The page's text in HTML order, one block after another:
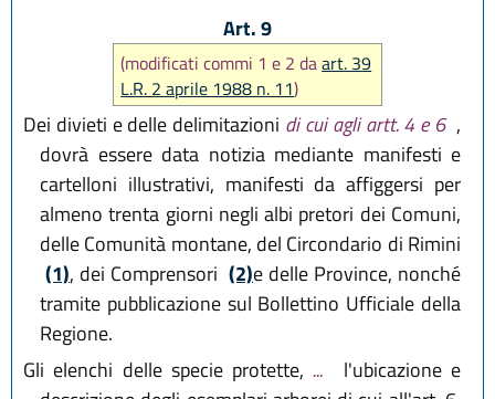
Art. 9
(modificati commi 1 e 2 daart. 39
L.R. 2 aprile 1988 n. 11)
Dei divieti e delle delimitazioni di cui agli artt. 4 e 6 ,
dovrà essere data notizia mediante manifesti e
cartelloni illustrativi, manifesti da affiggersi per
almeno trenta giorni negli albi pretori dei Comuni,
delle Comunità montane, del Circondario di Rimini
(1), dei Comprensori (2)e delle Province, nonché
tramite pubblicazione sul Bollettino Ufficiale della
Regione.
Gli elenchi delle specie protette, ...
l'ubicazione e